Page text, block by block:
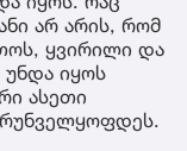
არ არის, რომ
ყვირილი და
უნდა იყოს
ასეთი